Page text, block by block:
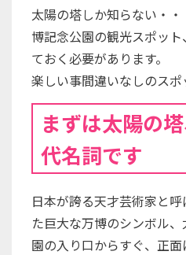
太陽の塔しか知らない・
博記念公園の観光スポッ
ておく必要があります。
楽しい事間違いなしのスポ
まずは太陽の
代名詞です
日本が誇る天才芸術家と
た巨大な万博のシンボル
園の入り口からすぐ、正